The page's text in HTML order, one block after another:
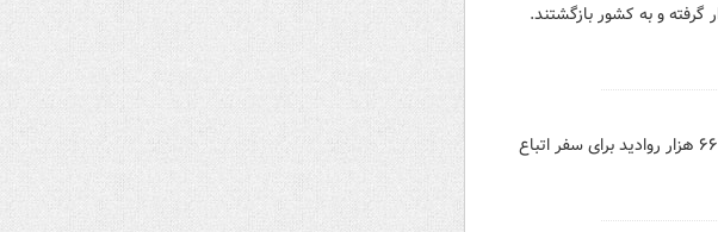
معاون کنسولی مجلس و امور ایرانیان خارج از کشور وزارت خارجه از صدور یک میلیون و ۶۶۰ هزار روادید برای سفر اتباع